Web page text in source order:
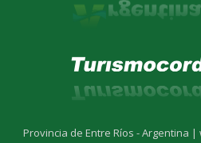
Provincia de Entre Ríos - Argentina |